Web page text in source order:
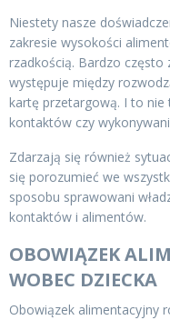
Niestety nasze
zakresie wysokości
rzadkością. Bardzo często
występuje między
kartę przetargową. I to
kontaktów czy
Zdarzają się również
się porozumieć we
sposobu sprawowani
kontaktów i alimentów.
OBOWIĄZEK
WOBEC DZIECKA
Obowiązek alimentacyjny